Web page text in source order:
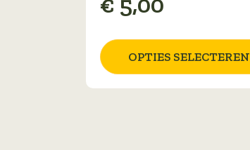
OPTIES SELECTEREN
variaties.
optie
kan
gekozen